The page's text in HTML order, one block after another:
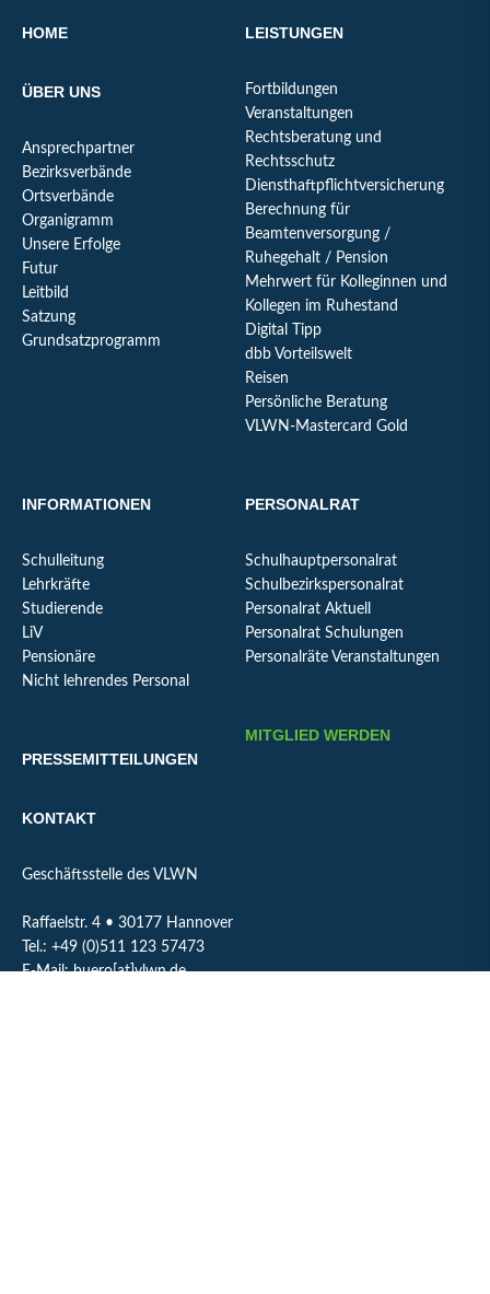
HOME
ÜBER UNS
Ansprechpartner
Bezirksverbände
Ortsverbände
Organigramm
Unsere Erfolge
Futur
Leitbild
Satzung
Grundsatzprogramm
LEISTUNGEN
Fortbildungen
Veranstaltungen
Rechtsberatung und
Rechtsschutz
Diensthaftpflichtversicherung
Berechnung für
Beamtenversorgung /
Ruhegehalt / Pension
Mehrwert für Kolleginnen und
Kollegen im Ruhestand
Digital Tipp
dbb Vorteilswelt
Reisen
Persönliche Beratung
VLWN-Mastercard Gold
INFORMATIONEN
Schulleitung
Lehrkräfte
Studierende
LiV
Pensionäre
Nicht lehrendes Personal
PRESSEMITTEILUNGEN
PERSONALRAT
Schulhauptpersonalrat
Schulbezirkspersonalrat
Personalrat Aktuell
Personalrat Schulungen
Personalräte Veranstaltungen
MITGLIED WERDEN
KONTAKT
Geschäftsstelle des VLWN
Raffaelstr. 4 • 30177 Hannover
Tel.: +49 (0)511 123 57473
E-Mail: buero[at]vlwn.de